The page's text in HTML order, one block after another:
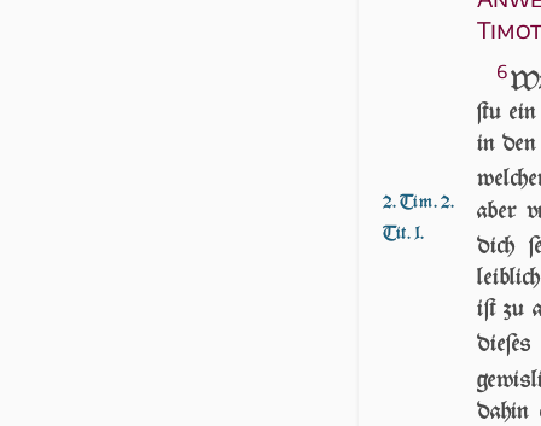
2. Tim. 2.
Tit. 1.
6
ſtu
in den
aber
dich
iſt zu
dahin